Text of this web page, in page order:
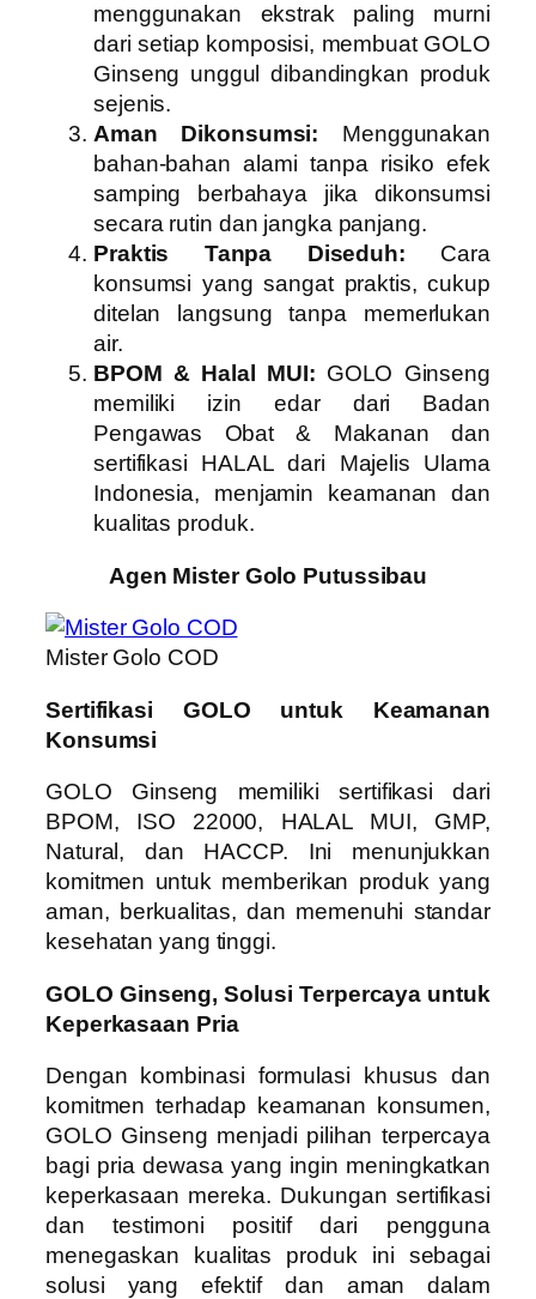
menggunakan ekstrak paling murni
dari setiap komposisi, membuat GOLO
Ginseng unggul dibandingkan produk
sejenis.
Aman Dikonsumsi: Menggunakan
bahan-bahan alami tanpa risiko efek
samping berbahaya jika dikonsumsi
secara rutin dan jangka panjang.
Praktis Tanpa Diseduh: Cara
konsumsi yang sangat praktis, cukup
ditelan langsung tanpa memerlukan
air.
BPOM & Halal MUI: GOLO Ginseng
memiliki izin edar dari Badan
Pengawas Obat & Makanan dan
sertifikasi HALAL dari Majelis Ulama
Indonesia, menjamin keamanan dan
kualitas produk.
Agen Mister Golo Putussibau
Mister Golo COD
Sertifikasi GOLO untuk Keamanan
Konsumsi
GOLO Ginseng memiliki sertifikasi dari
BPOM, ISO 22000, HALAL MUI, GMP,
Natural, dan HACCP. Ini menunjukkan
komitmen untuk memberikan produk yang
aman, berkualitas, dan memenuhi standar
kesehatan yang tinggi.
GOLO Ginseng, Solusi Terpercaya untuk
Keperkasaan Pria
Dengan kombinasi formulasi khusus dan
komitmen terhadap keamanan konsumen,
GOLO Ginseng menjadi pilihan terpercaya
bagi pria dewasa yang ingin meningkatkan
keperkasaan mereka. Dukungan sertifikasi
dan testimoni positif dari pengguna
menegaskan kualitas produk ini sebagai
solusi yang efektif dan aman dalam